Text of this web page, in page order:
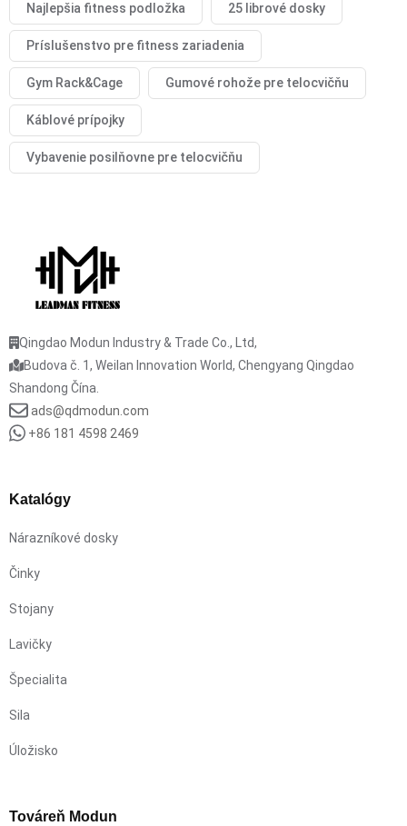
Najlepšia fitness podložka 25 librové dosky
Príslušenstvo pre fitness zariadenia
Gym Rack&Cage Gumové rohože pre telocvičňu
Káblové prípojky
Vybavenie posilňovne pre telocvičňu
Qingdao Modun Industry & Trade Co., Ltd,
Budova č. 1, Weilan Innovation World, Chengyang Qingdao
Shandong Čína.
ads@qdmodun.com
+86 181 4598 2469
Katalógy
Nárazníkové dosky
Činky
Stojany
Lavičky
Špecialita
Sila
Úložisko
Továreň Modun